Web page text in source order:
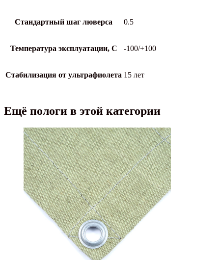
Стандартный шаг люверса 0.5
Температура эксплуатации, С -100/+100
Стабилизация от ультрафиолета 15 лет
Ещё пологи в этой категории